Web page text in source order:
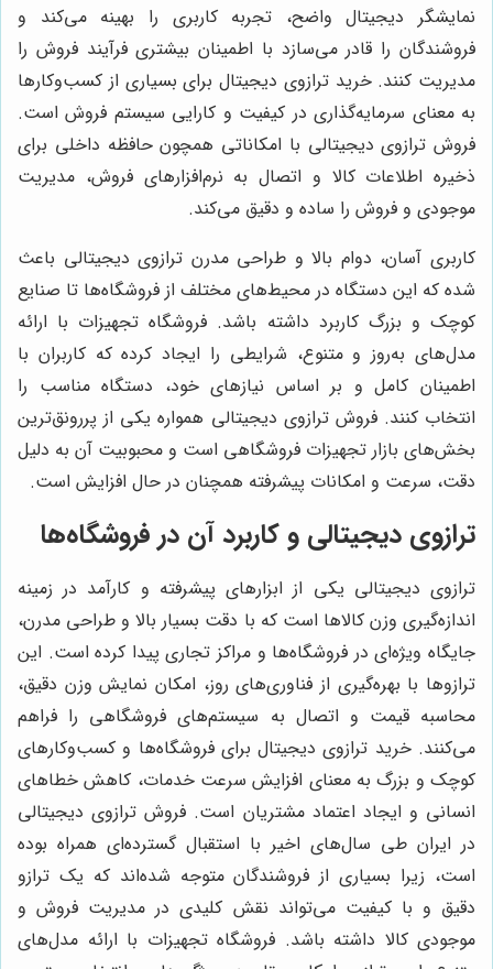
نمایشگر دیجیتال واضح، تجربه کاربری را بهینه می‌کند و
فروشندگان را قادر می‌سازد با اطمینان بیشتری فرآیند فروش را
مدیریت کنند. خرید ترازوی دیجیتال برای بسیاری از کسب‌وکارها
به معنای سرمایه‌گذاری در کیفیت و کارایی سیستم فروش است.
فروش ترازوی دیجیتالی با امکاناتی همچون حافظه داخلی برای
ذخیره اطلاعات کالا و اتصال به نرم‌افزارهای فروش، مدیریت
موجودی و فروش را ساده و دقیق می‌کند.
کاربری آسان، دوام بالا و طراحی مدرن ترازوی دیجیتالی باعث
شده که این دستگاه در محیط‌های مختلف از فروشگاه‌ها تا صنایع
کوچک و بزرگ کاربرد داشته باشد. فروشگاه تجهیزات با ارائه
مدل‌های به‌روز و متنوع، شرایطی را ایجاد کرده که کاربران با
اطمینان کامل و بر اساس نیازهای خود، دستگاه مناسب را
انتخاب کنند. فروش ترازوی دیجیتالی همواره یکی از پررونق‌ترین
بخش‌های بازار تجهیزات فروشگاهی است و محبوبیت آن به دلیل
دقت، سرعت و امکانات پیشرفته همچنان در حال افزایش است.
ترازوی دیجیتالی و کاربرد آن در فروشگاه‌ها
ترازوی دیجیتالی یکی از ابزارهای پیشرفته و کارآمد در زمینه
اندازه‌گیری وزن کالاها است که با دقت بسیار بالا و طراحی مدرن،
جایگاه ویژه‌ای در فروشگاه‌ها و مراکز تجاری پیدا کرده است. این
ترازوها با بهره‌گیری از فناوری‌های روز، امکان نمایش وزن دقیق،
محاسبه قیمت و اتصال به سیستم‌های فروشگاهی را فراهم
می‌کنند. خرید ترازوی دیجیتال برای فروشگاه‌ها و کسب‌وکارهای
کوچک و بزرگ به معنای افزایش سرعت خدمات، کاهش خطاهای
انسانی و ایجاد اعتماد مشتریان است. فروش ترازوی دیجیتالی
در ایران طی سال‌های اخیر با استقبال گسترده‌ای همراه بوده
است، زیرا بسیاری از فروشندگان متوجه شده‌اند که یک ترازو
دقیق و با کیفیت می‌تواند نقش کلیدی در مدیریت فروش و
موجودی کالا داشته باشد. فروشگاه تجهیزات با ارائه مدل‌های